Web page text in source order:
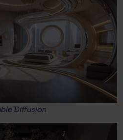
Diffusion